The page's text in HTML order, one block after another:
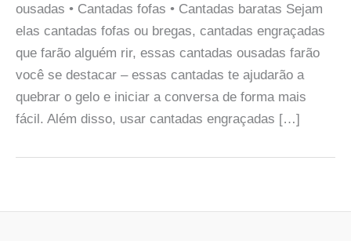
ousadas • Cantadas fofas • Cantadas baratas Sejam
elas cantadas fofas ou bregas, cantadas engraçadas
que farão alguém rir, essas cantadas ousadas farão
você se destacar – essas cantadas te ajudarão a
quebrar o gelo e iniciar a conversa de forma mais
fácil. Além disso, usar cantadas engraçadas […]